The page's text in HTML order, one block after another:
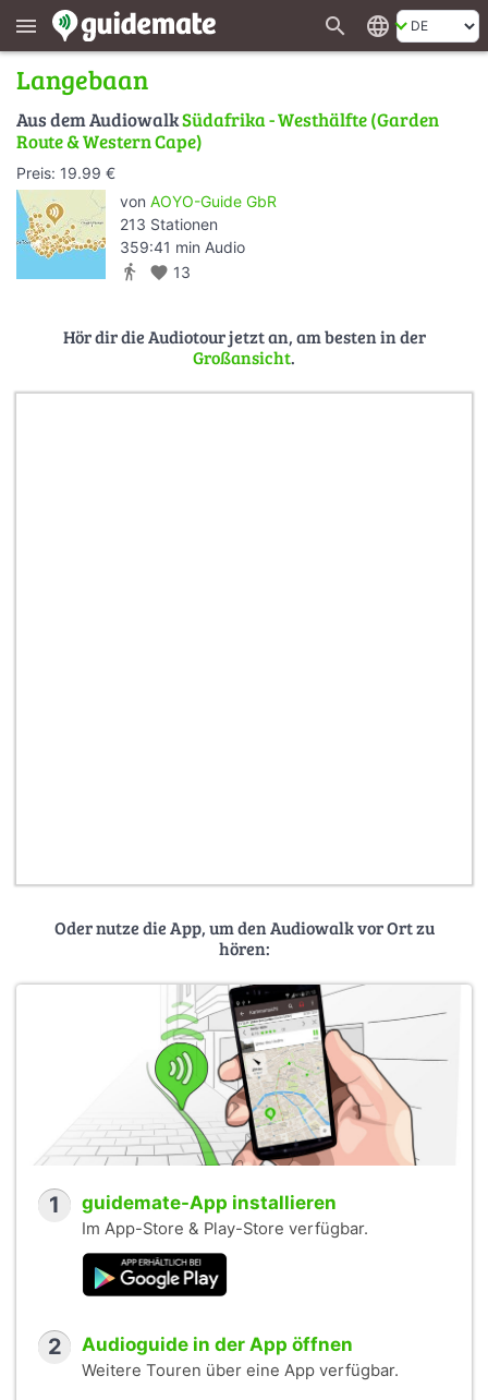
menu search language
Langebaan
Aus dem AudiowalkSüdafrika - Westhälfte (Garden
Route & Western Cape)
Preis: 19.99 €
von AOYO-Guide GbR
213 Stationen
359:41 min Audio
directions_walk favorite 13
Hör dir die Audiotour jetzt an, am besten in der
Großansicht.
Oder nutze die App, um den Audiowalk vor Ort zu
hören:
1 guidemate-App installieren
Im App-Store & Play-Store verfügbar.
2 Audioguide in der App öffnen
Weitere Touren über eine App verfügbar.